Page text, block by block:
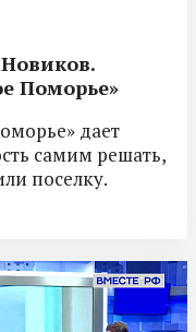
Поморье»
дает
самим решать,
поселку.